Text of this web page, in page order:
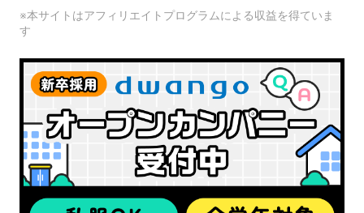
※本サイトはアフィリエイトプログラムによる収益を得ていま
す